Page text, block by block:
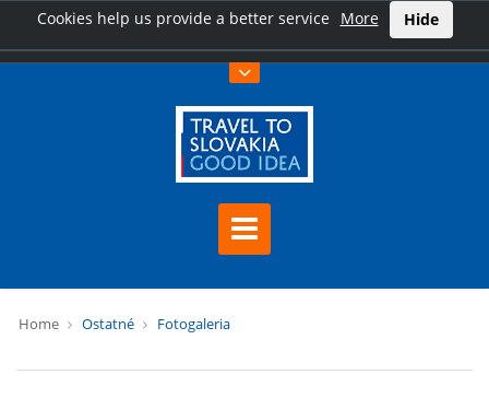
Cookies help us provide a better service More Hide
Home Ostatné Fotogaleria